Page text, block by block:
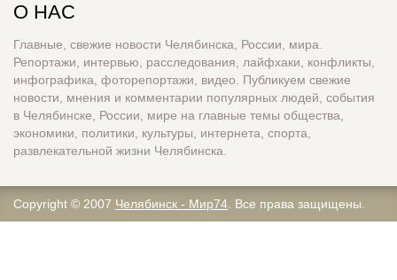
О НАС
Главные, свежие новости Челябинска, России, мира.
Репортажи, интервью, расследования, лайфхаки, конфликты,
инфографика, фоторепортажи, видео. Публикуем свежие
новости, мнения и комментарии популярных людей, события
в Челябинске, России, мире на главные темы общества,
экономики, политики, культуры, интернета, спорта,
развлекательной жизни Челябинска.
Copyright © 2007 Челябинск - Мир74 . Все права защищены.